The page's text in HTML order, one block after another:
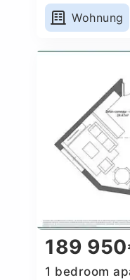
Wohnung
189
1 bedroom